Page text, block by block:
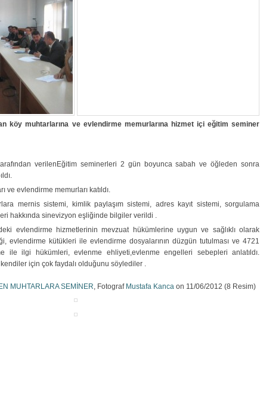
köy muhtarlarına ve evlendirme memurlarına hizmet içi eğitim seminer
verilenEğitim seminerleri 2 gün boyunca sabah ve öğleden sonra
ve evlendirme memurları katıldı.
mernis sistemi, kimlik paylaşım sistemi, adres kayıt sistemi, sorgulama
hakkında sinevizyon eşliğinde bilgiler verildi .
evlendirme hizmetlerinin mevzuat hükümlerine uygun ve sağlıklı olarak
evlendirme kütükleri ile evlendirme dosyalarının düzgün tutulması ve 4721
ile ilgi hükümleri, evlenme ehliyeti,evlenme engelleri sebepleri anlatıldı.
için çok faydalı olduğunu söylediler .
MUHTARLARA SEMİNER, Fotograf Mustafa Kanca on 11/06/2012 (8 Resim)